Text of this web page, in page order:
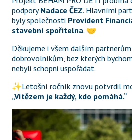
podpory Nadace ČEZ. Hlavními
byly společnosti Provident
stavební spořitelna. 🤝
Děkujeme i všem dalším
dobrovolníkům, bez kterých
nebyli schopni uspořádat.
„Vítězem je každý, kdo pomáhá.“